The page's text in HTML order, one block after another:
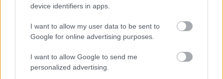
device identifiers in apps.
I want to allow my user data to be sent to
Google for online advertising purposes.
I want to allow Google to send me
personalized advertising.
Στο φως βίντεο από το θανατηφόρο τροχαίο στο Πόρτο
Ράφτη: Τι λέει ο οδηγός – «Δεν τον είδα καθόλου», λέει ο
οδηγός
Θεσσαλονίκη: Ποινή φυλάκισης ενός έτους στον 27χρονο